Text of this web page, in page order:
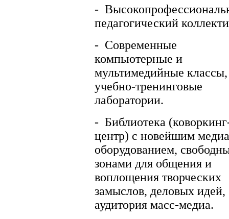
-
педагогический
- Современные
компьютерные и
мультимедийные классы,
учебно-тренинговые
лаборатории.
- Библиотека
центр) с новейшим
оборудованием,
зонами для общения и
воплощения творческих
замыслов, деловых идей,
аудитория масс-медиа.